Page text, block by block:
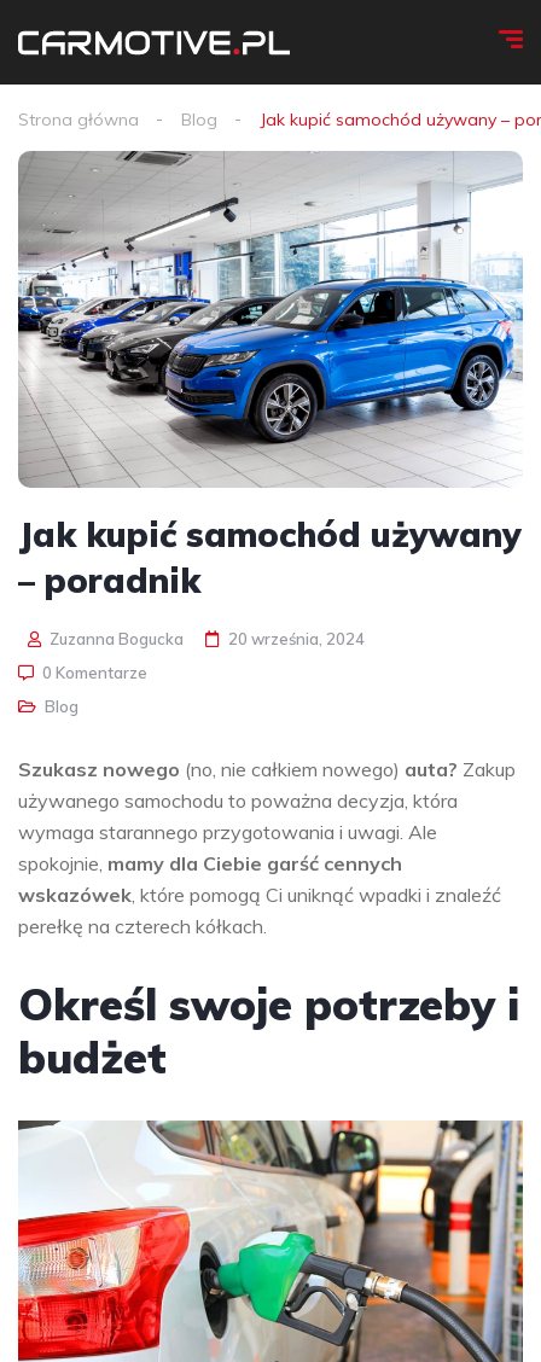
Strona główna Blog Jak kupić samochód używany –
Jak kupić samochód używany
– poradnik
Zuzanna Bogucka
20 września, 2024
0 Komentarze
Blog
Szukasz nowego (no, nie całkiem nowego) auta? Zakup
używanego samochodu to poważna decyzja, która
wymaga starannego przygotowania i uwagi. Ale
spokojnie, mamy dla Ciebie garść cennych
wskazówek, które pomogą Ci uniknąć wpadki i znaleźć
perełkę na czterech kółkach.
Określ swoje potrzeby i
budżet